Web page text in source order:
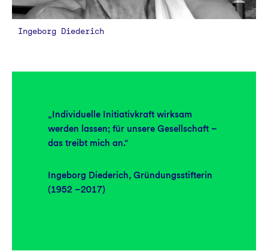
Ingeborg Diederich
„Individuelle Initiativkraft wirksam
werden lassen; für unsere Gesellschaft –
das treibt mich an.“
Ingeborg Diederich, Gründungsstifterin
(1952 –2017)